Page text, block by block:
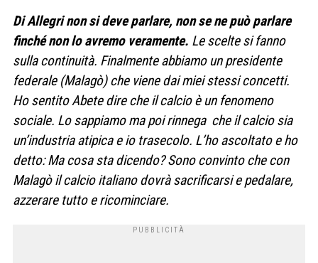
Di Allegri non si deve parlare, non se ne può parlare
finché non lo avremo veramente. Le scelte si fanno
sulla continuità. Finalmente abbiamo un presidente
federale (Malagò) che viene dai miei stessi concetti.
Ho sentito Abete dire che il calcio è un fenomeno
sociale. Lo sappiamo ma poi rinnega che il calcio sia
un’industria atipica e io trasecolo. L’ho ascoltato e ho
detto: Ma cosa sta dicendo? Sono convinto che con
Malagò il calcio italiano dovrà sacrificarsi e pedalare,
azzerare tutto e ricominciare.